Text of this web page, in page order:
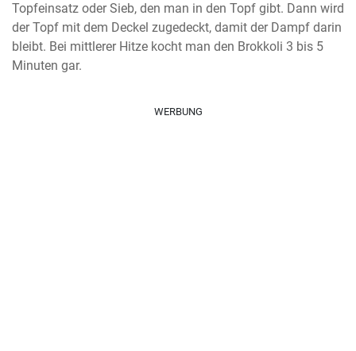
Topfeinsatz oder Sieb, den man in den Topf gibt. Dann wird
der Topf mit dem Deckel zugedeckt, damit der Dampf darin
bleibt. Bei mittlerer Hitze kocht man den Brokkoli 3 bis 5
Minuten gar.
WERBUNG